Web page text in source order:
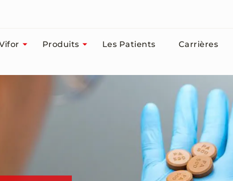
Produits Les Patients Carrières